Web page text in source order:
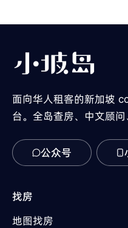
面向华人租客的新加坡
台。全岛查房、中文顾问
公众号
找房
地图找房